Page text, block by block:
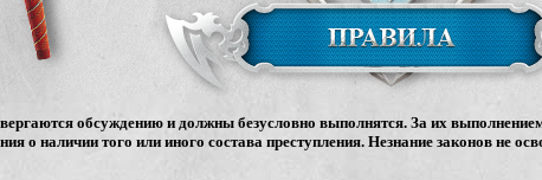
обсуждению и должны безусловно выполнятся. За их
о наличии того или иного состава преступления. Незнание законов не